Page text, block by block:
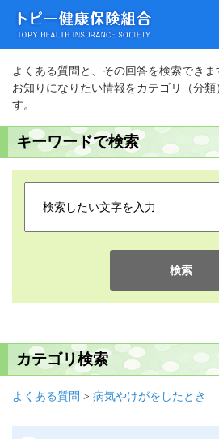
よくある質問と、その回答を検索できま
お知りになりたい情報をカテゴリ（分
す。
キーワードで検索
検索
カテゴリ検索
よくある質問 > 病気やけがをしたとき